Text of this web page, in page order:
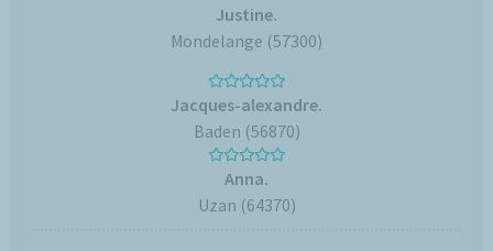
Justine.
Mondelange (57300)
Jacques-alexandre.
Baden (56870)
Anna.
Uzan (64370)